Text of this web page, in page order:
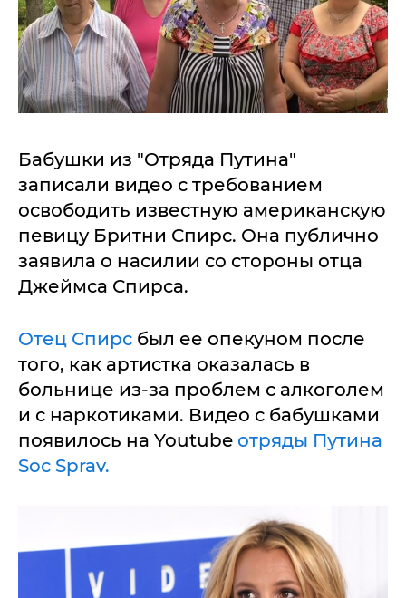
Бабушки из "Отряда Путина"
записали видео с требованием
освободить известную американскую
певицу Бритни Спирс. Она публично
заявила о насилии со стороны отца
Джеймса Спирса.
Отец Спирс был ее опекуном после
того, как артистка оказалась в
больнице из-за проблем с алкоголем
и с наркотиками. Видео с бабушками
появилось на Youtube отряды Путина
Soc Sprav.